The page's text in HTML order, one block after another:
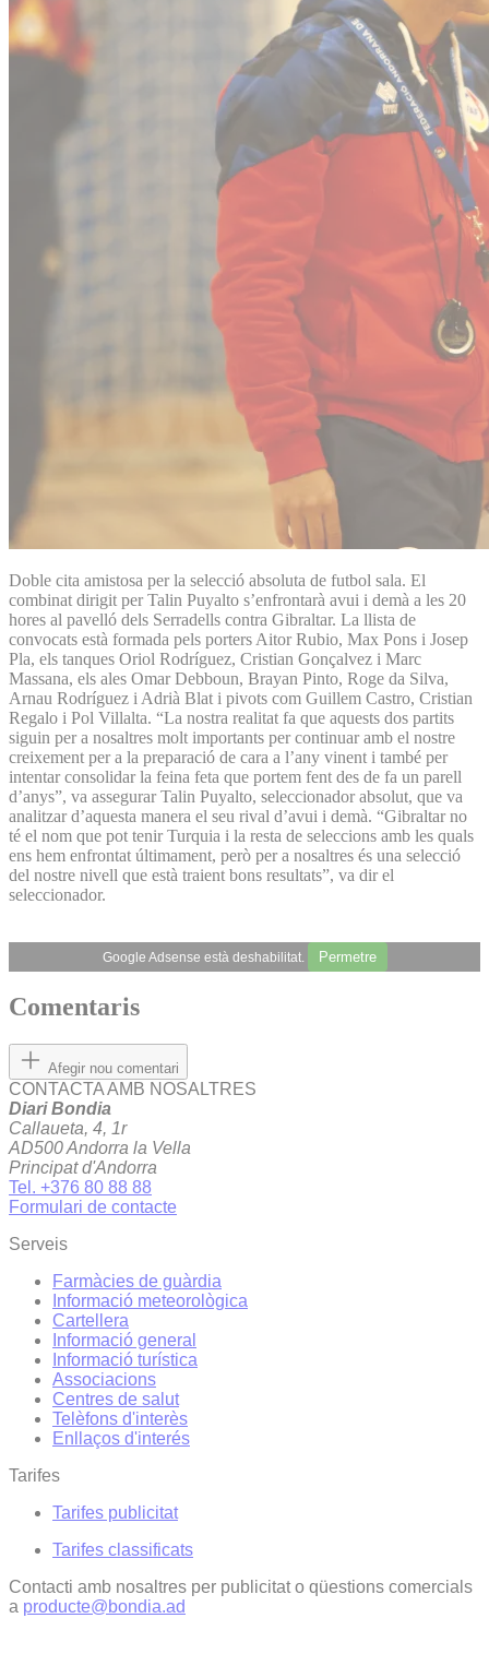
Doble cita amistosa per la selecció absoluta de futbol sala. El
combinat dirigit per Talin Puyalto s’enfrontarà avui i demà a les 20
hores al pavelló dels Serradells contra Gibraltar. La llista de
convocats està formada pels porters Aitor Rubio, Max Pons i Josep
Pla, els tanques Oriol Rodríguez, Cristian Gonçalvez i Marc
Massana, els ales Omar Debboun, Brayan Pinto, Roge da Silva,
Arnau Rodríguez i Adrià Blat i pivots com Guillem Castro, Cristian
Regalo i Pol Villalta. “La nostra realitat fa que aquests dos partits
siguin per a nosaltres molt importants per continuar amb el nostre
creixement per a la preparació de cara a l’any vinent i també per
intentar consolidar la feina feta que portem fent des de fa un parell
d’anys”, va assegurar Talin Puyalto, seleccionador absolut, que va
analitzar d’aquesta manera el seu rival d’avui i demà. “Gibraltar no
té el nom que pot tenir Turquia i la resta de seleccions amb les quals
ens hem enfrontat últimament, però per a nosaltres és una selecció
del nostre nivell que està traient bons resultats”, va dir el
seleccionador.
Google Adsense està deshabilitat. Permetre
Comentaris
Afegir nou comentari
CONTACTA AMB NOSALTRES
Diari Bondia
Callaueta, 4, 1r
AD500 Andorra la Vella
Principat d'Andorra
Tel. +376 80 88 88
Formulari de contacte
Serveis
Farmàcies de guàrdia
Informació meteorològica
Cartellera
Informació general
Informació turística
Associacions
Centres de salut
Telèfons d'interès
Enllaços d'interés
Tarifes
Tarifes publicitat
Tarifes classificats
Contacti amb nosaltres per publicitat o qüestions comercials
a producte@bondia.ad